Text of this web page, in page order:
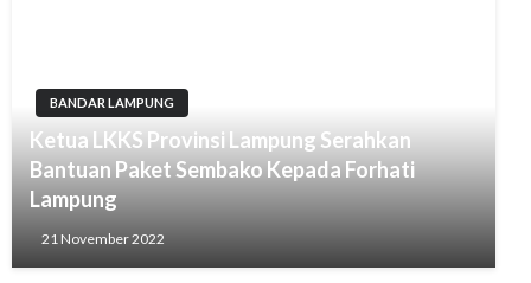
BANDAR LAMPUNG
Ketua LKKS Provinsi Lampung Serahkan
Bantuan Paket Sembako Kepada Forhati
Lampung
21 November 2022